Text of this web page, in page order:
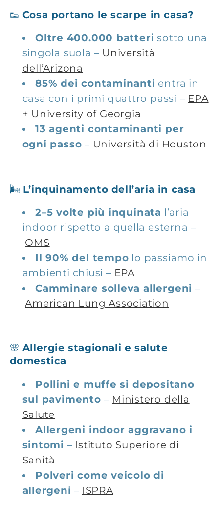
👟 Cosa portano le scarpe in casa?
Oltre 400.000 batteri sotto una
singola suola – Università
dell’Arizona
85% dei contaminanti entra in
casa con i primi quattro passi – EPA
+ University of Georgia
13 agenti contaminanti per
ogni passo – Università di Houston
🌬️ L’inquinamento dell’aria in casa
2–5 volte più inquinata l’aria
indoor rispetto a quella esterna –
OMS
Il 90% del tempo lo passiamo in
ambienti chiusi – EPA
Camminare solleva allergeni –
American Lung Association
🌸 Allergie stagionali e salute
domestica
Pollini e muffe si depositano
sul pavimento – Ministero della
Salute
Allergeni indoor aggravano i
sintomi – Istituto Superiore di
Sanità
Polveri come veicolo di
allergeni – ISPRA